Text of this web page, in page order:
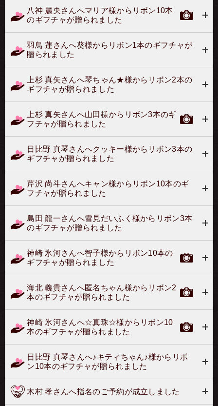
八神 麗央さんへマリア様からリボン10本
のギフチャが贈られました
羽鳥 蓮さんへ葵様からリボン1本のギフチャが
贈られました
上杉 真矢さんへ琴ちゃん★様からリボン2本の
ギフチャが贈られました
上杉 真矢さんへ山田様からリボン3本のギ
フチャが贈られました
日比野 真琴さんへクッキー様からリボン3本の
ギフチャが贈られました
芹沢 尚斗さんへキャン様からリボン10本のギ
フチャが贈られました
島田 龍一さんへ雪見だいふく様からリボン3本
のギフチャが贈られました
神崎 氷河さんへ智子様からリボン10本の
ギフチャが贈られました
海北 義貴さんへ匿名ちゃん様からリボン2
本のギフチャが贈られました
神崎 氷河さんへ☆真珠☆様からリボン10
本のギフチャが贈られました
日比野 真琴さんへ♪キティちゃん♪様からリボ
ン10本のギフチャが贈られました
木村 孝さんへ指名のご予約が成立しました